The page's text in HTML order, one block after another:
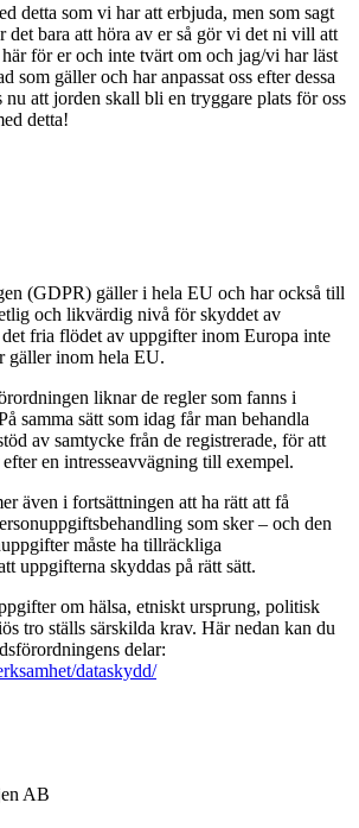
detta som vi har att erbjuda, men som sagt
det bara att höra av er så gör vi det ni vill att
för er och inte tvärt om och jag/vi har läst
som gäller och har anpassat oss efter dessa
nu att jorden skall bli en tryggare plats för oss
detta!
(GDPR) gäller i hela EU och har också till
och likvärdig nivå för skyddet av
fria flödet av uppgifter inom Europa inte
gäller inom hela EU.
liknar de regler som fanns i
samma sätt som idag får man behandla
av samtycke från de registrerade, för att
en intresseavvägning till exempel.
även i fortsättningen att ha rätt att få
som sker – och den
måste ha tillräckliga
uppgifterna skyddas på rätt sätt.
om hälsa, etniskt ursprung, politisk
tro ställs särskilda krav. Här nedan kan du
delar:
dataskydd/
AB